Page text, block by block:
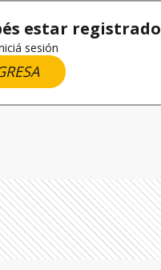
estar registrado
sesión